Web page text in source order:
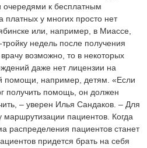
к бесплатным
платных у многих просто нет
или, например, в Миассе,
недель после получения
возможно, то в некоторых
даже нет лицензии на
помощи, например, детям. «Если
получить помощь, он должен
– уверен Илья Сандаков. – Для
пациентов. Когда
распределения пациентов станет
придется брать на себя